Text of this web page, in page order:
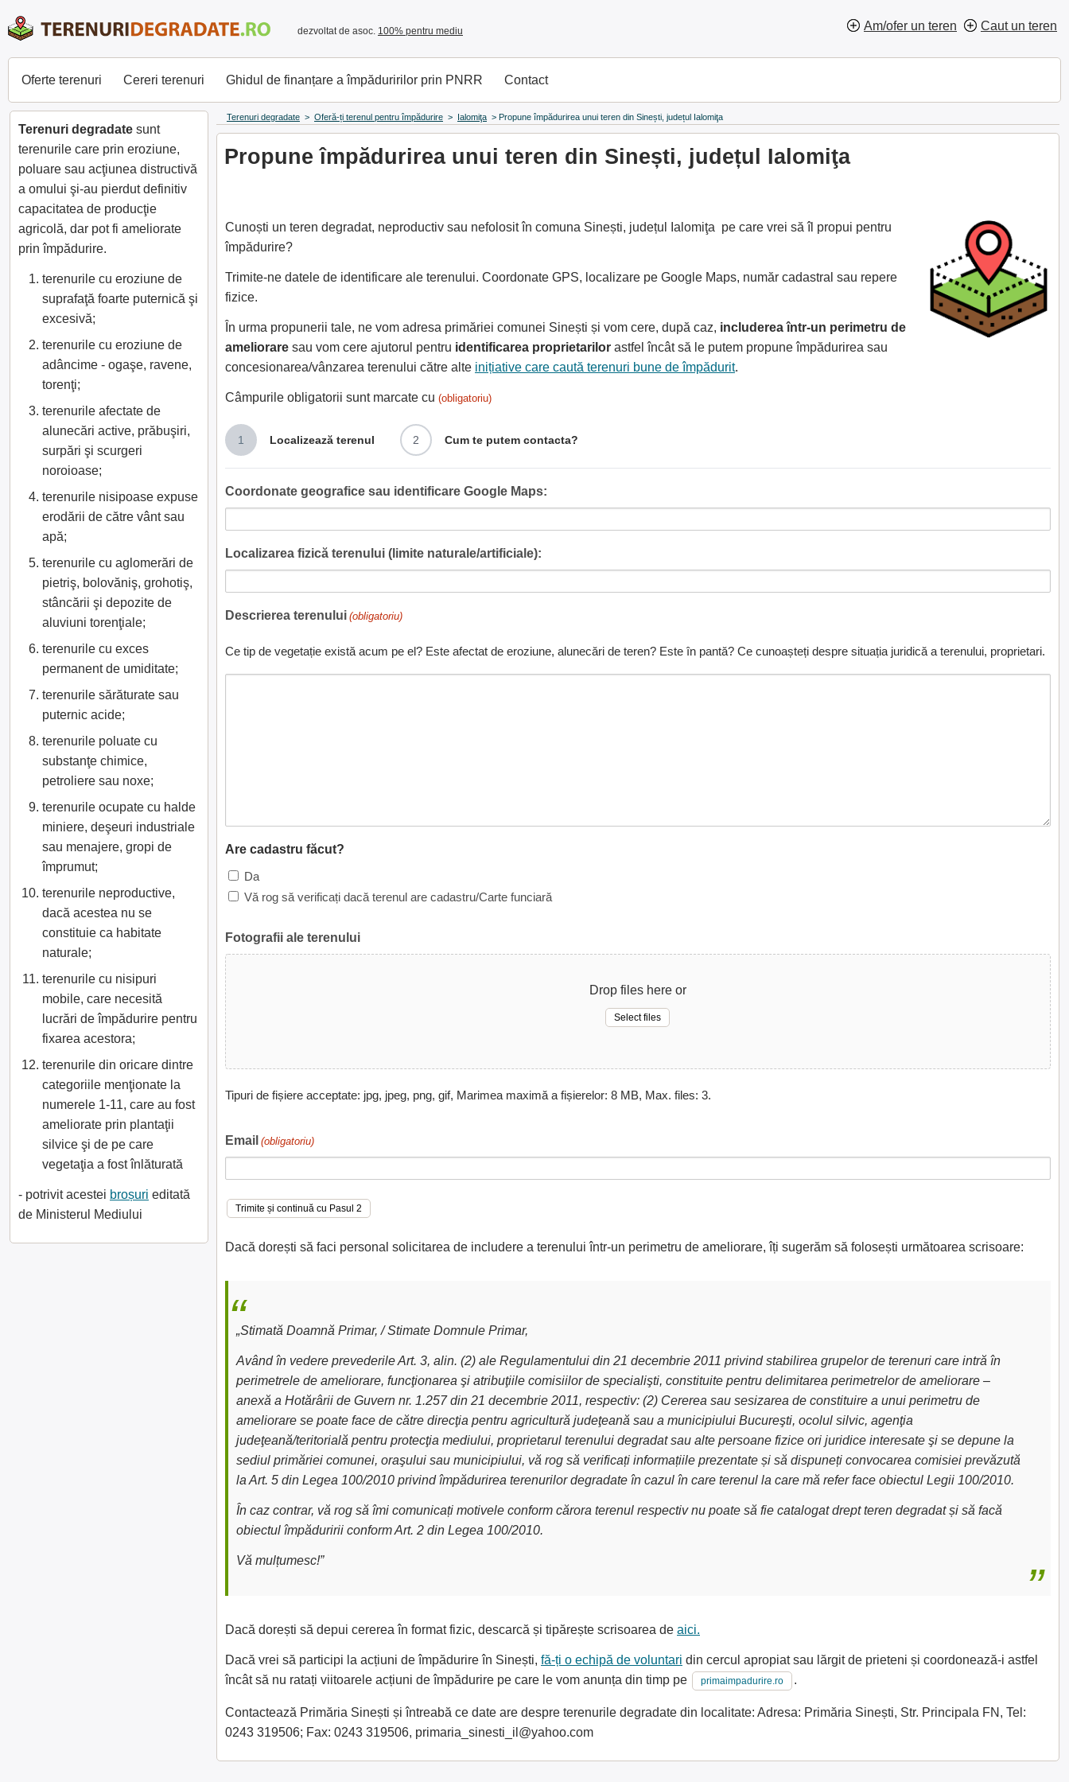
dezvoltat de asoc. 100% pentru mediu Am/ofer un teren Caut un teren
Oferte terenuri Cereri terenuri Ghidul de finanțare a împăduririlor prin PNRR Contact
Terenuri degradate > Oferă-ți terenul pentru împădurire > Ialomiţa > Propune împădurirea unui teren din Sinești, județul Ialomiţa
Propune împădurirea unui teren din Sinești, județul Ialomiţa
Cunoști un teren degradat, neproductiv sau nefolosit în comuna Sinești, județul Ialomiţa pe care vrei să îl propui pentru
împădurire?
Trimite-ne datele de identificare ale terenului. Coordonate GPS, localizare pe Google Maps, număr cadastral sau repere
fizice.
În urma propunerii tale, ne vom adresa primăriei comunei Sinești și vom cere, după caz, includerea într-un perimetru de
ameliorare sau vom cere ajutorul pentru identificarea proprietarilor astfel încât să le putem propune împădurirea sau
concesionarea/vânzarea terenului către alte inițiative care caută terenuri bune de împădurit.
Câmpurile obligatorii sunt marcate cu (obligatoriu)
1 Localizează terenul 2 Cum te putem contacta?
Coordonate geografice sau identificare Google Maps:
Localizarea fizică terenului (limite naturale/artificiale):
Descrierea terenului (obligatoriu)
Ce tip de vegetație există acum pe el? Este afectat de eroziune, alunecări de teren? Este în pantă? Ce cunoașteți despre situația juridică a terenului, proprietari.
Are cadastru făcut?
Da
Vă rog să verificați dacă terenul are cadastru/Carte funciară
Fotografii ale terenului
Drop files here or
Select files
Tipuri de fișiere acceptate: jpg, jpeg, png, gif, Marimea maximă a fișierelor: 8 MB, Max. files: 3.
Email (obligatoriu)
Dacă dorești să faci personal solicitarea de includere a terenului într-un perimetru de ameliorare, îți sugerăm să folosești următoarea scrisoare:
„Stimată Doamnă Primar, / Stimate Domnule Primar,
Având în vedere prevederile Art. 3, alin. (2) ale Regulamentului din 21 decembrie 2011 privind stabilirea grupelor de terenuri care intră în
perimetrele de ameliorare, funcţionarea şi atribuţiile comisiilor de specialişti, constituite pentru delimitarea perimetrelor de ameliorare –
anexă a Hotărârii de Guvern nr. 1.257 din 21 decembrie 2011, respectiv: (2) Cererea sau sesizarea de constituire a unui perimetru de
ameliorare se poate face de către direcţia pentru agricultură judeţeană sau a municipiului Bucureşti, ocolul silvic, agenţia
judeţeană/teritorială pentru protecţia mediului, proprietarul terenului degradat sau alte persoane fizice ori juridice interesate şi se depune la
sediul primăriei comunei, oraşului sau municipiului, vă rog să verificați informațiile prezentate și să dispuneți convocarea comisiei prevăzută
la Art. 5 din Legea 100/2010 privind împădurirea terenurilor degradate în cazul în care terenul la care mă refer face obiectul Legii 100/2010.
În caz contrar, vă rog să îmi comunicați motivele conform cărora terenul respectiv nu poate să fie catalogat drept teren degradat și să facă
obiectul împăduririi conform Art. 2 din Legea 100/2010.
Vă mulțumesc!”
Dacă dorești să depui cererea în format fizic, descarcă și tipărește scrisoarea de aici.
Dacă vrei să participi la acțiuni de împădurire în Sinești, fă-ți o echipă de voluntari din cercul apropiat sau lărgit de prieteni și coordonează-i astfel
încât să nu ratați viitoarele acțiuni de împădurire pe care le vom anunța din timp pe
primaimpadurire.ro .
Contactează Primăria Sinești și întreabă ce date are despre terenurile degradate din localitate: Adresa: Primăria Sinești, Str. Principala FN, Tel:
0243 319506; Fax: 0243 319506, primaria_sinesti_il@yahoo.com
Terenuri degradate sunt
terenurile care prin eroziune,
poluare sau acţiunea distructivă
a omului şi-au pierdut definitiv
capacitatea de producţie
agricolă, dar pot fi ameliorate
prin împădurire.
terenurile cu eroziune de
suprafaţă foarte puternică şi
excesivă;
terenurile cu eroziune de
adâncime - ogaşe, ravene,
torenţi;
terenurile afectate de
alunecări active, prăbuşiri,
surpări şi scurgeri
noroioase;
terenurile nisipoase expuse
erodării de către vânt sau
apă;
terenurile cu aglomerări de
pietriş, bolovăniş, grohotiş,
stâncării şi depozite de
aluviuni torenţiale;
terenurile cu exces
permanent de umiditate;
terenurile sărăturate sau
puternic acide;
terenurile poluate cu
substanţe chimice,
petroliere sau noxe;
terenurile ocupate cu halde
miniere, deşeuri industriale
sau menajere, gropi de
împrumut;
terenurile neproductive,
dacă acestea nu se
constituie ca habitate
naturale;
terenurile cu nisipuri
mobile, care necesită
lucrări de împădurire pentru
fixarea acestora;
terenurile din oricare dintre
categoriile menţionate la
numerele 1-11, care au fost
ameliorate prin plantaţii
silvice şi de pe care
vegetaţia a fost înlăturată
- potrivit acestei broșuri editată
de Ministerul Mediului